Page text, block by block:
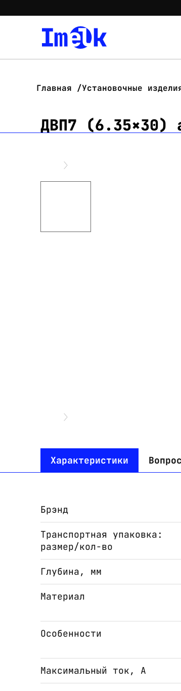
Главная Установочные
ДВП7 (6.35×30)
Характеристики
Брэнд
Транспортная упаковка:
размер/кол-во
Глубина, мм
Материал
Особенности
Максимальный ток, А